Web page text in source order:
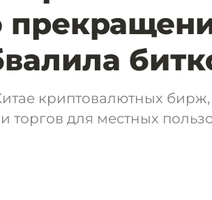
криптовалютных бирж,
для местных